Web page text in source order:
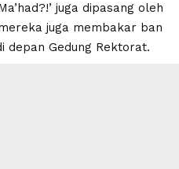
juga dipasang oleh
juga membakar ban
depan Gedung Rektorat.